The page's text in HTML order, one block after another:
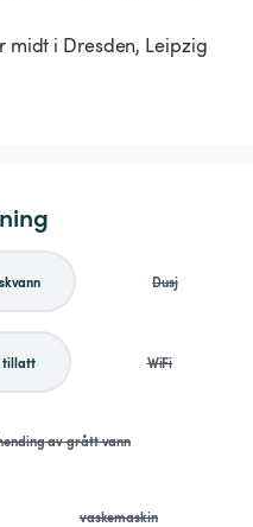
midt i Dresden, Leipzig
Dusj
tillatt WiFi
av grått vann
vaskemaskin